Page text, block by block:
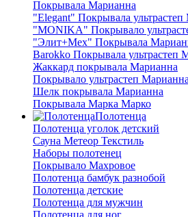
Покрывала Марианна
"Elegant" Покрывала
"MONIKA" Покрывало
"Элит+Мех" Покрывала
Barokko Покрывала ультрастеп
Жаккард покрывала Марианна
Покрывало ультрастеп Марианна
Шелк покрывала Марианна
Покрывала Марка Марко
Полотенца
Полотенца уголок детский
Сауна Метеор Текстиль
Наборы полотенец
Покрывало Махровое
Полотенца бамбук разнобой
Полотенца детские
Полотенца для мужчин
Полотенца для ног